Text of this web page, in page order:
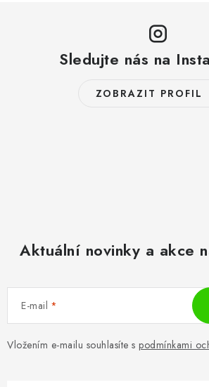
Sledujte nás na
ZOBRAZIT PROFIL
Aktuální novinky a akce
E-mail
Vložením e-mailu souhlasíte s podmínkami